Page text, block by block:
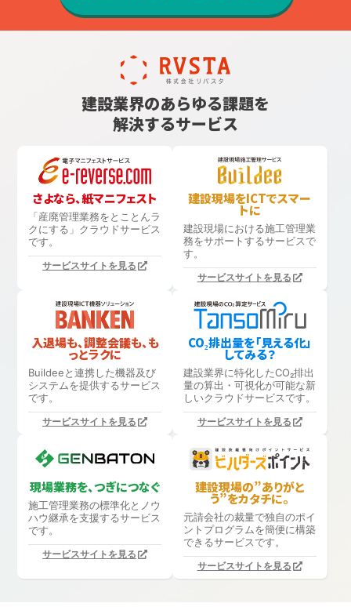
建設業界のあらゆる課題を
解決するサービス
さよなら、紙マニフェスト
「産廃管理業務をとことんラ
クにする」 クラウドサービス
です。
サービスサイトを見る
建設現場をICTでスマー
トに
建設現場における施工管理業
務をサポートするサービスで
す。
サービスサイトを見る
入退場も、調整会議も、も
っとラクに
Buildeeと連携した機器及び
システムを提供するサービス
です。
サービスサイトを見る
CO₂排出量を「見える化」
してみる？
建設業界に特化したCO₂排出
量の算出・可視化が可能な新
しいクラウドサービスです。
サービスサイトを見る
現場業務を、つぎにつなぐ
施工管理業務の標準化と ノウ
ハウ継承を支援するサービス
です。
サービスサイトを見る
建設現場の”ありがと
う”をカタチに。
元請会社の裁量で独自のポイ
ントプログラムを簡便に構築
できるサービスです。
サービスサイトを見る